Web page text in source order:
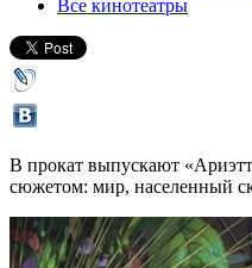
Все кинотеатры
В прокат выпускают
сюжетом: мир, населенный